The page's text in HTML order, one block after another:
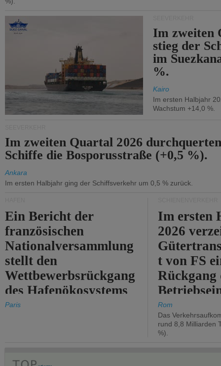
Im zweiten
stieg der
im
%.
Kairo
Im ersten Halbjahr
Wachstum +14,0 %.
Im zweiten Quartal 2026
Schiffe die Bosporusstraße (+0,5 %).
Ankara
Im ersten Halbjahr ging der Schiffsverkehr um 0,5 % zurück.
Ein Bericht der
französischen
Nationalversammlung
stellt den
Wettbewerbsrückgang
des Hafenökosystems
des Staates fest.
Paris
Im ersten
2026
t von FS
Rückgang
um 2,7 %.
Rom
Das
rund 8,8 Milliarden
%).